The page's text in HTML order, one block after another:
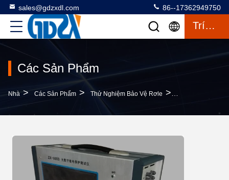
sales@gdzxdl.com 86--17362949750
Trích Dẫn
Các Sản Phẩm
Nhà > Các Sản Phẩm > Thử Nghiệm Bảo Vệ Rơle >